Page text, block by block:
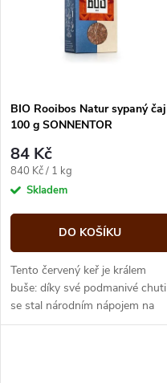
BIO Rooibos Natur sypaný čaj
100 g SONNENTOR
84 Kč
Měrná
cena:
840 Kč / 1 kg
Skladem
DO KOŠÍKU
Tento červený keř je králem
buše: díky své podmanivé chuti
se stal národním nápojem na
jihu Afriky. I nám chutná od